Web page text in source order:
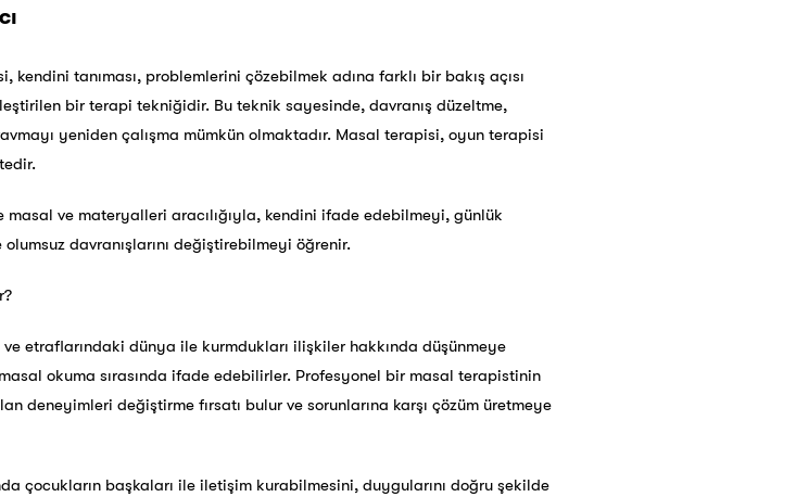
tanıması, problemlerini çözebilmek adına farklı bir bakış açısı
bir terapi tekniğidir. Bu teknik sayesinde, davranış düzeltme,
yeniden çalışma mümkün olmaktadır. Masal terapisi, oyun terapisi
ve materyalleri aracılığıyla, kendini ifade edebilmeyi, günlük
davranışlarını değiştirebilmeyi öğrenir.
etraflarındaki dünya ile kurmdukları ilişkiler hakkında düşünmeye
okuma sırasında ifade edebilirler. Profesyonel bir masal terapistinin
deneyimleri değiştirme fırsatı bulur ve sorunlarına karşı çözüm üretmeye
çocukların başkaları ile iletişim kurabilmesini, duygularını doğru şekilde